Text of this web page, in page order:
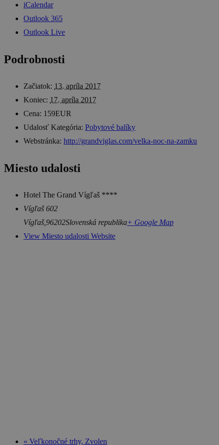
iCalendar
Outlook 365
Outlook Live
Podrobnosti
Začiatok: 13. apríla 2017
Koniec: 17. apríla 2017
Cena: 159EUR
Udalosť Kategória: Pobytové balíky
Webstránka: http://grandviglas.com/velka-noc-na-zamku
Miesto udalosti
Hotel The Grand Vígľaš ****
Vígľaš 602
Vígľaš,96202Slovenská republika+ Google Map
View Miesto udalosti Website
« Veľkonočné trhy, Zvolen